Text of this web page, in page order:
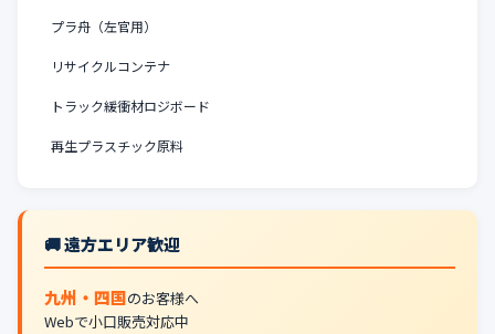
プラ舟（左官用）
リサイクルコンテナ
トラック緩衝材ロジボード
再生プラスチック原料
🚚 遠方エリア歓迎
九州・四国のお客様へ
Webで小口販売対応中